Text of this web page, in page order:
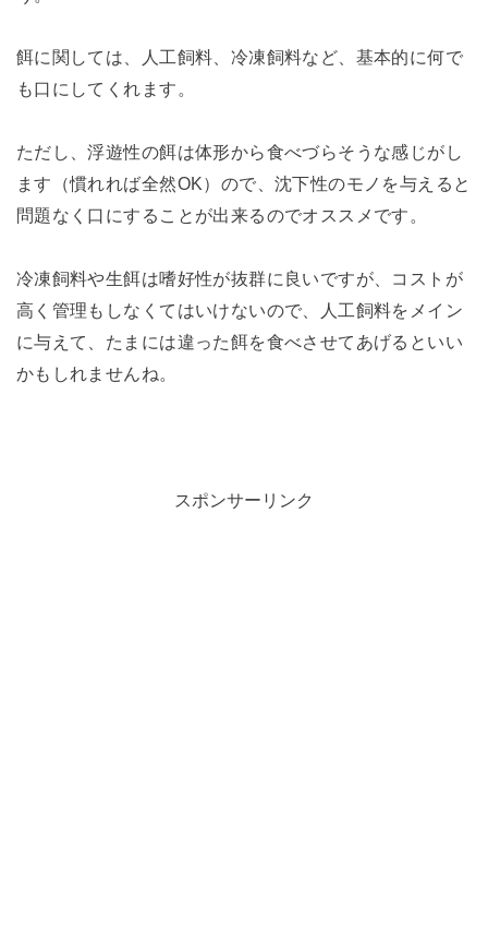
餌に関しては、人工飼料、冷凍飼料など、基本的に何で
も口にしてくれます。
ただし、浮遊性の餌は体形から食べづらそうな感じがし
ます（慣れれば全然OK）ので、沈下性のモノを与えると
問題なく口にすることが出来るのでオススメです。
冷凍飼料や生餌は嗜好性が抜群に良いですが、コストが
高く管理もしなくてはいけないので、人工飼料をメイン
に与えて、たまには違った餌を食べさせてあげるといい
かもしれませんね。
スポンサーリンク